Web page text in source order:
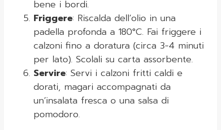
bene i bordi.
Friggere: Riscalda dell’olio in una
padella profonda a 180°C. Fai friggere i
calzoni fino a doratura (circa 3-4 minuti
per lato). Scolali su carta assorbente.
Servire: Servi i calzoni fritti caldi e
dorati, magari accompagnati da
un’insalata fresca o una salsa di
pomodoro.